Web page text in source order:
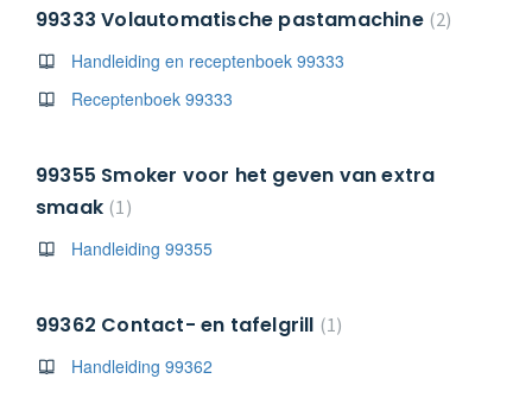
99333 Volautomatische pastamachine 2
Handleiding en receptenboek 99333
Receptenboek 99333
99355 Smoker voor het geven van extra
smaak 1
Handleiding 99355
99362 Contact- en tafelgrill 1
Handleiding 99362